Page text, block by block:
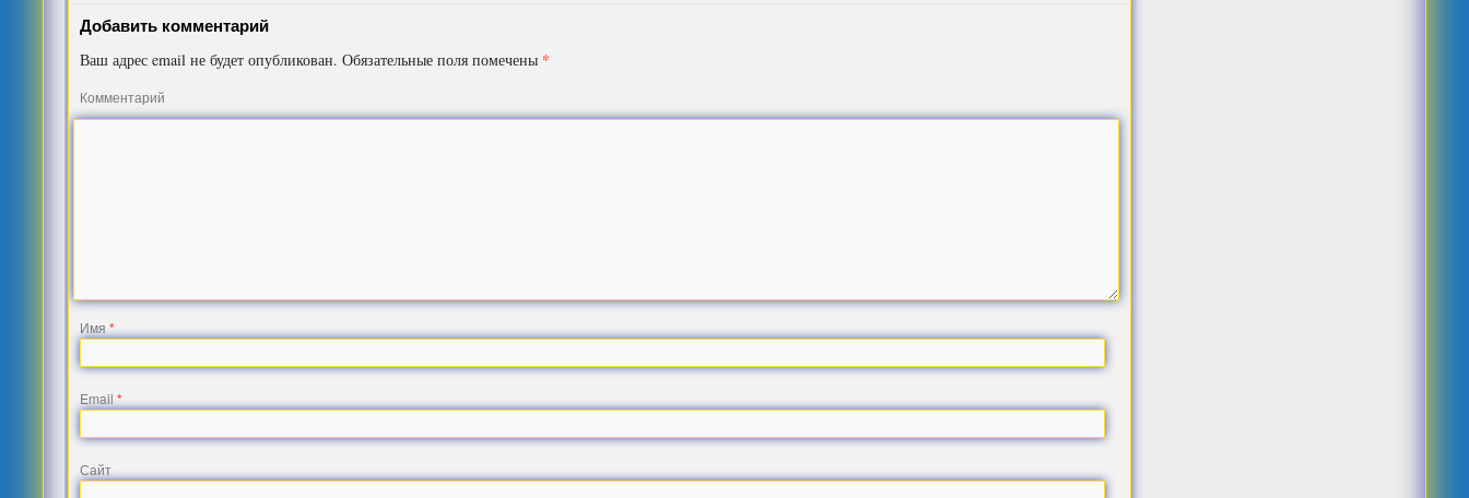
Добавить комментарий
Ваш адрес email не будет опубликован. Обязательные поля помечены *
Комментарий
Имя*
Email*
Сайт